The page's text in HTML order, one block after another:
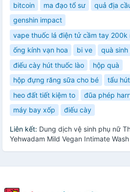
bitcoin
ma đạo tổ sư quả địa
genshin impact
vape thuốc lá điện tử cầm tay 200k
ống kính vạn hoa
bi ve quà sinh
điếu cày hút thuốc lào
hộp quà
hộp đựng răng sữa cho bé
tẩu
heo đất tiết kiệm to
đũa phép
máy bay xốp
điếu cày
Liên kết: Dung dịch vệ sinh phụ nữ
Yehwadam Mild Vegan Intimate